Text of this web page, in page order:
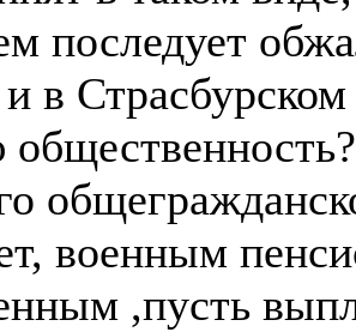
последует
в
военным
,пусть